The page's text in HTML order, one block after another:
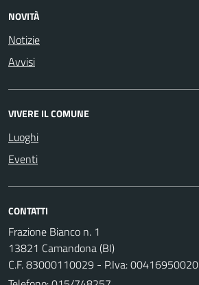
NOVITÀ
Notizie
Avvisi
VIVERE IL COMUNE
Luoghi
Eventi
CONTATTI
Frazione Bianco n. 1
13821 Camandona (BI)
C.F. 83000110029 - P.Iva: 00416950020